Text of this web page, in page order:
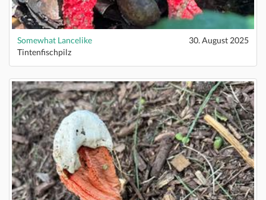
Somewhat Lancelike
30. August 2025
Tintenfischpilz